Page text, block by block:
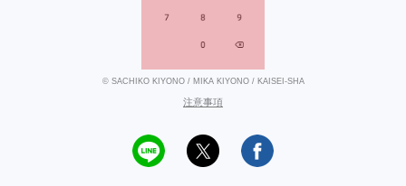
© SACHIKO KIYONO / MIKA KIYONO / KAISEI-SHA
注意事項